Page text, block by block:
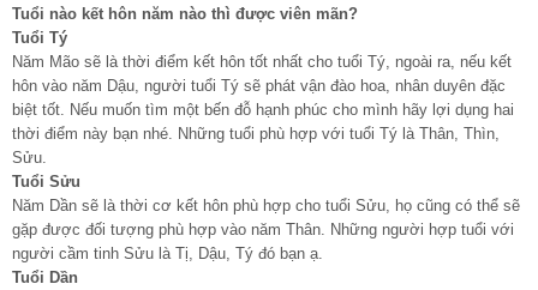
Tuổi nào kết hôn năm nào thì được viên mãn?
Tuổi Tý
Năm Mão sẽ là thời điểm kết hôn tốt nhất cho tuổi Tý, ngoài ra, nếu kết
hôn vào năm Dậu, người tuổi Tý sẽ phát vận đào hoa, nhân duyên đặc
biệt tốt. Nếu muốn tìm một bến đỗ hạnh phúc cho mình hãy lợi dụng hai
thời điểm này bạn nhé. Những tuổi phù hợp với tuổi Tý là Thân, Thìn,
Sửu.
Tuổi Sửu
Năm Dần sẽ là thời cơ kết hôn phù hợp cho tuổi Sửu, họ cũng có thể sẽ
gặp được đối tượng phù hợp vào năm Thân. Những người hợp tuổi với
người cầm tinh Sửu là Tị, Dậu, Tý đó bạn ạ.
Tuổi Dần